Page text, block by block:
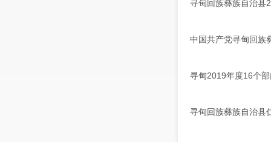
寻甸回族彝族自治县
中国共产党寻甸回族
寻甸2019年度16个
寻甸回族彝族自治县